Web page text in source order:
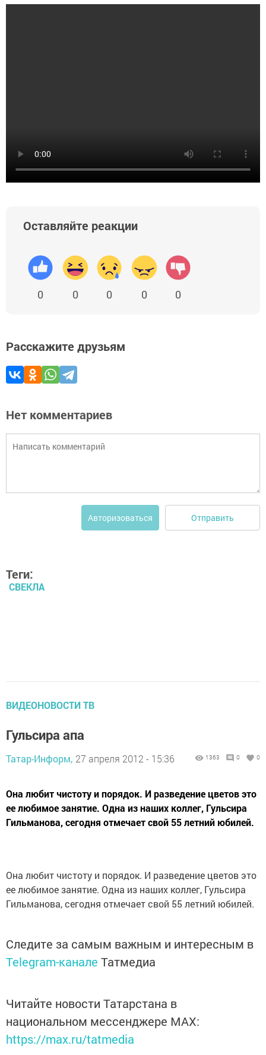
Оставляйте реакции
0 0 0 0 0
Расскажите друзьям
Нет комментариев
Авторизоваться Отправить
Теги:
СВЕКЛА
ВИДЕОНОВОСТИ ТВ
Гульсира апа
Татар-Информ, 27 апреля 2012 - 15:36 1363 0 0
Она любит чистоту и порядок. И разведение цветов это
ее любимое занятие. Одна из наших коллег, Гульсира
Гильманова, сегодня отмечает свой 55 летний юбилей.
Она любит чистоту и порядок. И разведение цветов это
ее любимое занятие. Одна из наших коллег, Гульсира
Гильманова, сегодня отмечает свой 55 летний юбилей.
Следите за самым важным и интересным в
Telegram-канале Татмедиа
Читайте новости Татарстана в
национальном мессенджере MАХ:
https://max.ru/tatmedia